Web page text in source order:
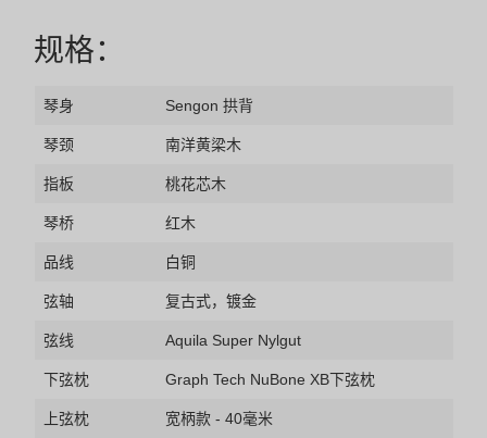
规格：
琴身 Sengon 拱背
琴颈 南洋黄梁木
指板 桃花芯木
琴桥 红木
品线 白铜
弦轴 复古式，镀金
弦线 Aquila Super Nylgut
下弦枕 Graph Tech NuBone XB下弦枕
上弦枕 宽柄款 - 40毫米